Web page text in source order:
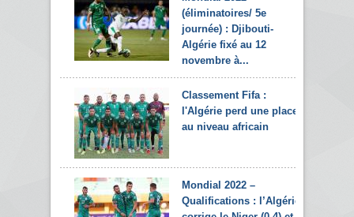
(éliminatoires/ 5e
journée) : Djibouti-
Algérie fixé au 12
novembre à...
Classement Fifa :
l'Algérie perd une place
au niveau africain
Mondial 2022 –
Qualifications : l’Algérie